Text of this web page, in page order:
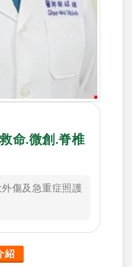
命.微創.脊椎
傷及急重症照護
紹